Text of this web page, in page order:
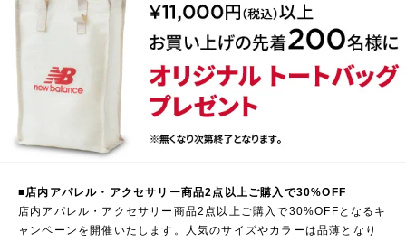
■店内アパレル・アクセサリー商品2点以上ご購入で30%OFF
店内アパレル・アクセサリー商品2点以上ご購入で30%OFFとなるキ
ャンペーンを開催いたします。人気のサイズやカラーは品薄となり